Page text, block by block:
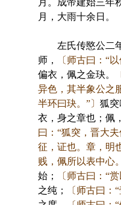
月，大雨十余日。
左氏传愍公二年
师，
〔师古曰：“
偏衣，佩之金玦。
异色，其半象公之
半环曰玦。”〕 狐突
衣，身之章也；佩
曰：“狐突，晋大
征，证也。章，明
贱，佩所以表中心。
始；
〔师古曰：“
之纯；
〔师古曰：